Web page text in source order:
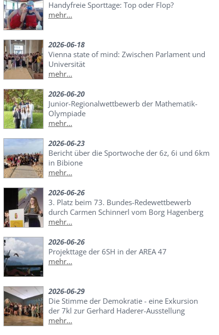
Handyfreie Sporttage: Top oder Flop?
mehr...
2026-06-18
Vienna state of mind: Zwischen Parlament und
Universität
mehr...
2026-06-20
Junior-Regionalwettbewerb der Mathematik-
Olympiade
mehr...
2026-06-23
Bericht über die Sportwoche der 6z, 6i und 6km
in Bibione
mehr...
2026-06-26
3. Platz beim 73. Bundes-Redewettbewerb
durch Carmen Schinnerl vom Borg Hagenberg
mehr...
2026-06-26
Projekttage der 6SH in der AREA 47
mehr...
2026-06-29
Die Stimme der Demokratie - eine Exkursion
der 7kl zur Gerhard Haderer-Ausstellung
mehr...